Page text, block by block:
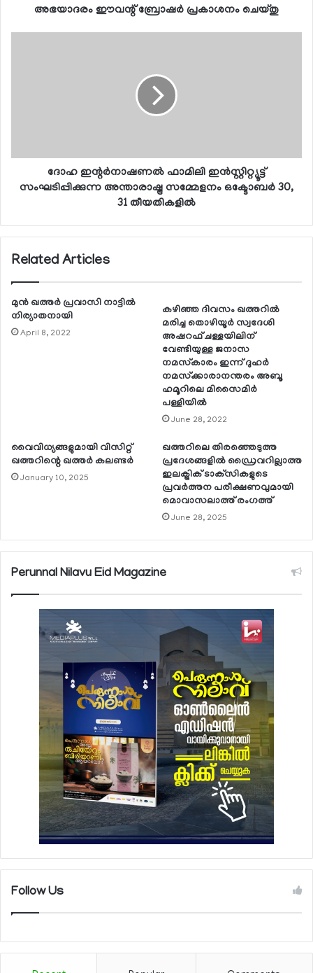
അഭയാദരം ഈവന്റ് ബ്രോഷര്‍ പ്രകാശനം ചെയ്തു
ദോഹ ഇന്റര്‍നാഷണല്‍ ഫാമിലി ഇന്‍സ്റ്റിറ്റ്യൂട്ട്
സംഘടിപ്പിക്കുന്ന അന്താരാഷ്ട്ര സമ്മേളനം ഒക്ടോബര്‍ 30,
31 തീയതികളില്‍
Related Articles
മുന്‍ ഖത്തര്‍ പ്രവാസി നാട്ടില്‍
നിര്യാതനായി
April 8, 2022
കഴിഞ്ഞ ദിവസം ഖത്തറില്‍
മരിച്ച തൊഴിയൂര്‍ സ്വദേശി
അഷറഫ് ചള്ളയിലിന്
വേണ്ടിയുള്ള ജനാസ
നമസ്‌കാരം ഇന്ന് ദുഹര്‍
നമസ്‌ക്കാരാനന്തരം അബൂ
ഹമൂറിലെ മിസൈമിര്‍
പള്ളിയില്‍
June 28, 2022
വൈവിധ്യങ്ങളുമായി വിസിറ്റ്
ഖത്തറിന്റെ ഖത്തര്‍ കലണ്ടര്‍
January 10, 2025
ഖത്തറിലെ തിരഞ്ഞെടുത്ത
പ്രദേശങ്ങളില്‍ ഡ്രൈവറില്ലാത്ത
ഇലക്ട്രിക് ടാക്‌സികളുടെ
പ്രവര്‍ത്തന പരീക്ഷണവുമായി
മൊവാസലാത്ത് രംഗത്ത്
June 28, 2025
Perunnal Nilavu Eid Magazine
Follow Us